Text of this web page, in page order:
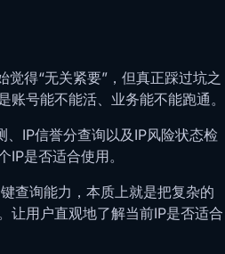
觉得“无关紧要”，但真正踩过坑之
账号能不能活、业务能不能跑通。
、IP信誉分查询以及IP风险状态检
IP是否适合使用。
查询能力，本质上就是把复杂的
让用户直观地了解当前IP是否适合